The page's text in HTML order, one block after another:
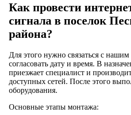
село Городковичи
село Городное
село Губкино
село Деревенское
село Добрый Сот
село Дорофеево
село Емельяновка
Как провести
сигнала в поселок
района?
Для этого нужно связаться с
согласовать дату и время. В
приезжает специалист и
доступных сетей. После этого
оборудования.
Основные этапы монтажа: